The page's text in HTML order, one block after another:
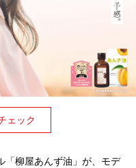
ェック
「柳屋あんず油」が、モデ